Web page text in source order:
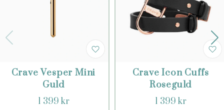
Crave Vesper Mini
Guld
1 399 kr
Crave Icon Cuffs
Roseguld
1 399 kr